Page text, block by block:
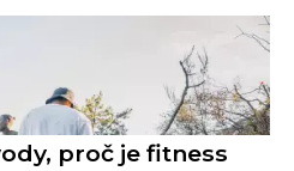
proč je fitness